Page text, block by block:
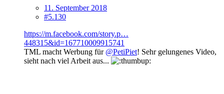
11. September 2018
#5.130
https://m.facebook.com/story.p…
448315&id=167710009915741
TML macht Werbung für @PetiPiet! Sehr gelungenes Video,
sieht nach viel Arbeit aus...